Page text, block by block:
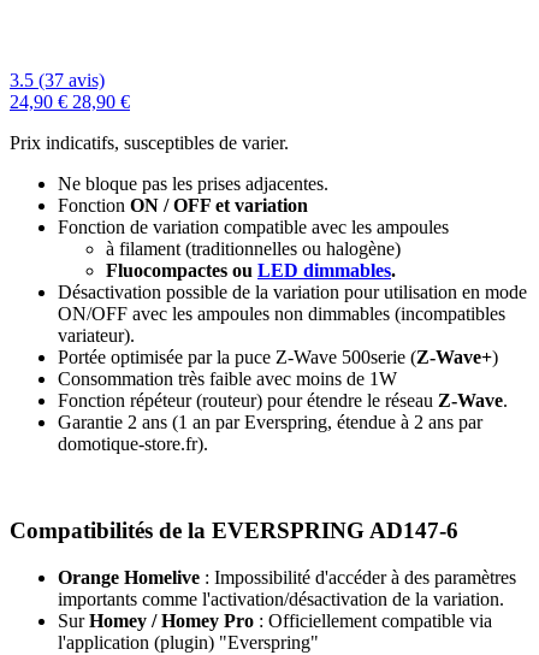
3.5 (37 avis)
24,90 € 28,90 €
Prix indicatifs, susceptibles de varier.
Ne bloque pas les prises adjacentes.
Fonction ON / OFF et variation
Fonction de variation compatible avec les ampoules
à filament (traditionnelles ou halogène)
Fluocompactes ou LED dimmables.
Désactivation possible de la variation pourutilisation en mode
ON/OFF avec les ampoules non dimmables (incompatibles
variateur).
Portée optimisée par la puce Z-Wave 500serie (Z-Wave+)
Consommation très faible avec moins de 1W
Fonction répéteur (routeur) pour étendre le réseau Z-Wave.
Garantie 2 ans (1 an par Everspring, étendue à 2 ans par
domotique-store.fr).
Compatibilités de la EVERSPRING AD147-6
Orange Homelive : Impossibilité d'accéder à des paramètres
importants comme l'activation/désactivation de la variation.
SurHomey / Homey Pro : Officiellement compatible via
l'application (plugin) "Everspring"